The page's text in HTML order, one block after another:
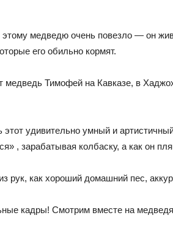
медведю очень повезло — он
его обильно кормят.
медведь Тимофей на Кавказе, в
этот удивительно умный и
, зарабатывая колбаску, а как он
рук, как хороший домашний пес,
кадры! Смотрим вместе на